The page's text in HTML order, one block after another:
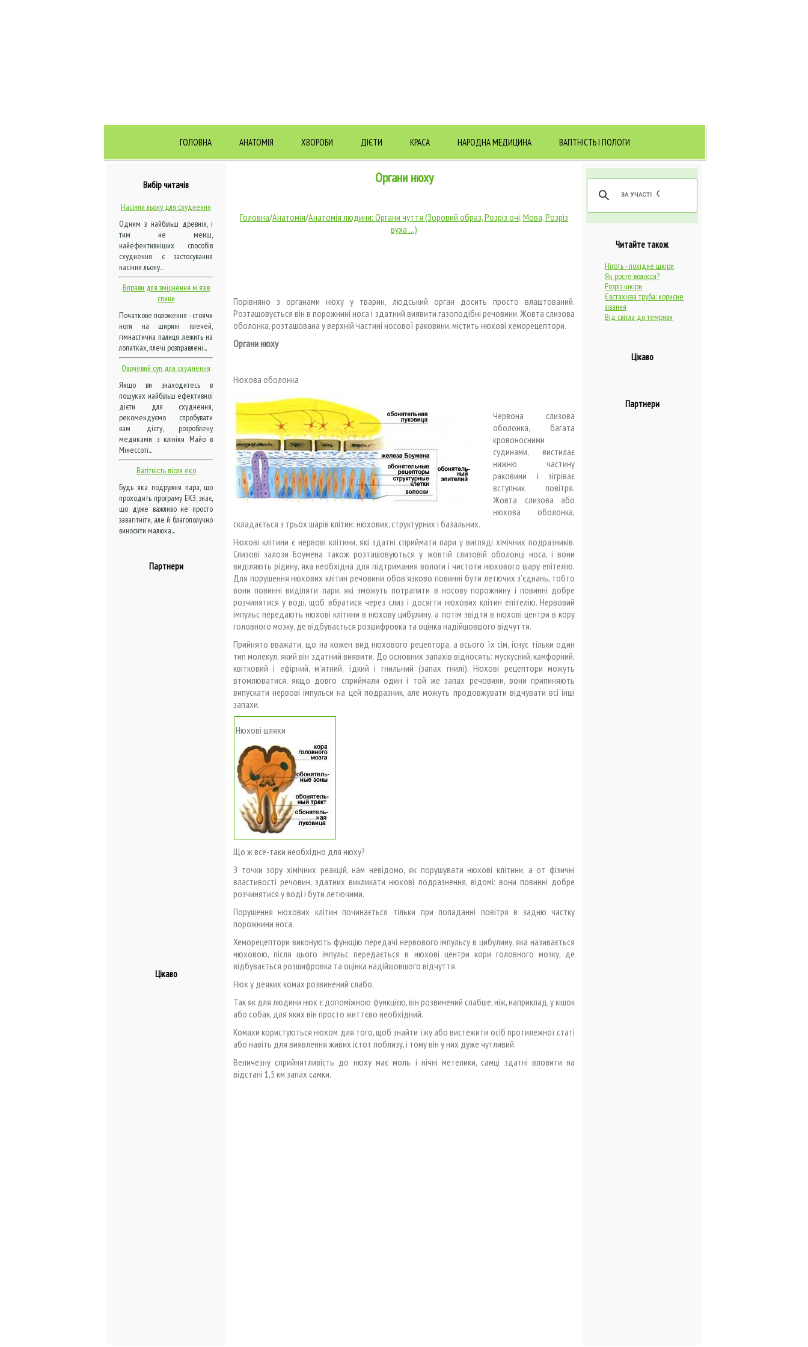
ГОЛОВНА АНАТОМІЯ ХВОРОБИ ДІЄТИ КРАСА НАРОДНА МЕДИЦИНА ВАГІТНІСТЬ І ПОЛОГИ
Вибір читачів
Насіння льону для схуднення
Одним з найбільш древніх, і
тим не менш,
найефективніших способів
схуднення є застосування
насіння льону...
Вправи для зміцнення м'язів
спини
Початкове положення - стоячи
ноги на ширині плечей,
гімнастична палиця лежить на
лопатках, плечі розправлені...
Овочевий суп для схуднення
Якщо ви знаходитесь в
пошуках найбільш ефективної
дієти для схуднення,
рекомендуємо спробувати
вам дієту, розроблену
медиками з клініки Майо в
Мінессоті...
Вагітність після еко
Будь яка подружня пара, що
проходить програму ЕКЗ, знає,
що дуже важливо не просто
завагітніти, але й благополучно
виносити малюка...
Партнери
Цікаво
Органи нюху
Головна/Анатомія/Анатомія людини: Органи чуття (Зоровий образ, Розріз очі, Мова, Розріз
вуха ...)
Порівняно з органами нюху у тварин, людський орган досить просто влаштований.
Розташовується він в порожнині носа і здатний виявити газоподібні речовини. Жовта слизова
оболонка, розташована у верхній частині носової раковини, містить нюхові хеморецептори.
Органи нюху
Нюхова оболонка
Червона слизова
оболонка, багата
кровоносними
судинами, вистилає
нижню частину
раковини і зігріває
вступник повітря.
Жовта слизова або
нюхова оболонка,
складається з трьох шарів клітин: нюхових, структурних і базальних.
Нюхові клітини є нервові клітини, які здатні сприймати пари у вигляді хімічних подразників.
Слизові залози Боумена також розташовуються у жовтій слизовій оболонці носа, і вони
виділяють рідину, яка необхідна для підтримання вологи і чистоти нюхового шару епітелію.
Для порушення нюхових клітин речовини обов'язково повинні бути летючих з'єднань, тобто
вони повинні виділяти пари, які зможуть потрапити в носову порожнину і повинні добре
розчинятися у воді, щоб вбратися через слиз і досягти нюхових клітин епітелію. Нервовий
імпульс передають нюхові клітини в нюхову цибулину, а потім звідти в нюхові центри в кору
головного мозку, де відбувається розшифровка та оцінка надійшовшого відчуття.
Прийнято вважати, що на кожен вид нюхового рецептора, а всього їх сім, існує тільки один
тип молекул, який він здатний виявити. До основних запахів відносять: мускусний, камфорний,
квітковий і ефірний, м'ятний, їдкий і гнильний (запах гнилі). Нюхові рецептори можуть
втомлюватися, якщо довго сприймали один і той же запах речовини, вони припиняють
випускати нервові імпульси на цей подразник, але можуть продовжувати відчувати всі інші
запахи.
Нюхові шляхи
Що ж все-таки необхідно для нюху?
З точки зору хімічних реакцій, нам невідомо, як порушувати нюхові клітини, а от фізичні
властивості речовин, здатних викликати нюхові подразнення, відомі: вони повинні добре
розчинятися у воді і бути летючими.
Порушення нюхових клітин починається тільки при попаданні повітря в задню частку
порожнини носа.
Хеморецептори виконують функцію передачі нервового імпульсу в цибулину, яка називається
нюховою, після цього імпульс передається в нюхові центри кори головного мозку, де
відбувається розшифровка та оцінка надійшовшого відчуття.
Нюх у деяких комах розвинений слабо.
Так як для людини нюх є допоміжною функцією, він розвинений слабше, ніж, наприклад, у кішок
або собак, для яких він просто життєво необхідний.
Комахи користуються нюхом для того, щоб знайти їжу або вистежити осіб протилежної статі
або навіть для виявлення живих істот поблизу, і тому він у них дуже чутливий.
Величезну сприйнятливість до нюху має моль і нічні метелики, самці здатні вловити на
відстані 1,5 км запах самки.
Читайте також
Ніготь - похідне шкіри
Як росте волосся?
Розріз шкіри
Євстахієва труба: корисне
зівання
Від світла до темряви
Цікаво
Партнери